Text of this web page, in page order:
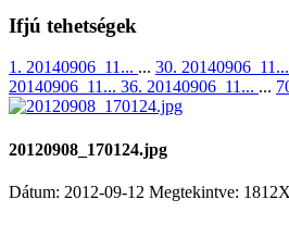
Ifjú tehetségek
1. 20140906_11... ... 30. 20140906_11...
20140906_11... 36. 20140906_11... ...
20120908_170124.jpg
Dátum: 2012-09-12 Megtekintve: 1812X